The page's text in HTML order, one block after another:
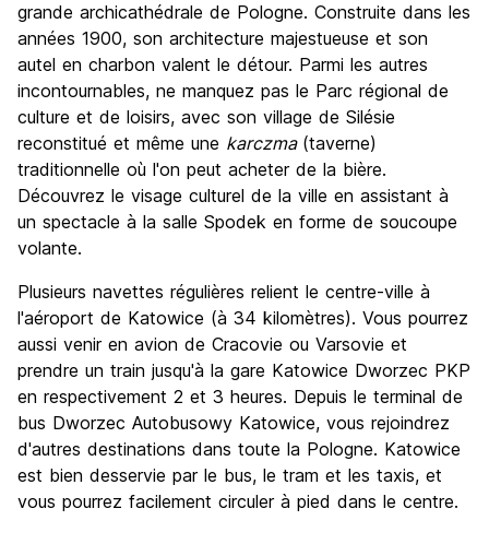
grande archicathédrale de Pologne. Construite dans les
années 1900, son architecture majestueuse et son
autel en charbon valent le détour. Parmi les autres
incontournables, ne manquez pas le Parc régional de
culture et de loisirs, avec son village de Silésie
reconstitué et même une karczma (taverne)
traditionnelle où l'on peut acheter de la bière.
Découvrez le visage culturel de la ville en assistant à
un spectacle à la salle Spodek en forme de soucoupe
volante.
Plusieurs navettes régulières relient le centre-ville à
l'aéroport de Katowice (à 34 kilomètres). Vous pourrez
aussi venir en avion de Cracovie ou Varsovie et
prendre un train jusqu'à la gare Katowice Dworzec PKP
en respectivement 2 et 3 heures. Depuis le terminal de
bus Dworzec Autobusowy Katowice, vous rejoindrez
d'autres destinations dans toute la Pologne. Katowice
est bien desservie par le bus, le tram et les taxis, et
vous pourrez facilement circuler à pied dans le centre.